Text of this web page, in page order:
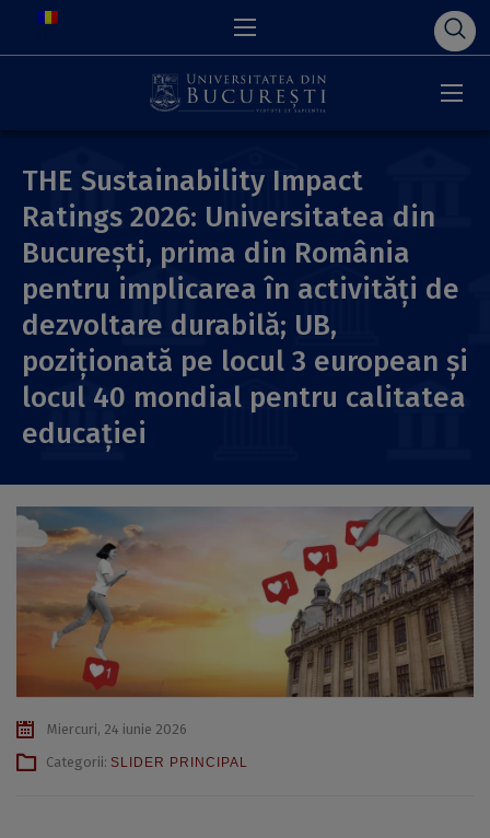
THE Sustainability Impact
Ratings 2026: Universitatea din
București, prima din România
pentru implicarea în activități de
dezvoltare durabilă; UB,
poziționată pe locul 3 european și
locul 40 mondial pentru calitatea
educației
Miercuri, 24 iunie 2026
Categorii: SLIDER PRINCIPAL